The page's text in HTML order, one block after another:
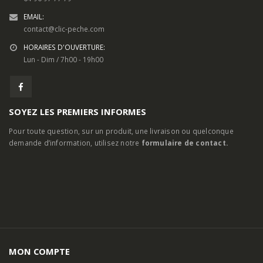
EMAIL:
contact@clic-peche.com
HORAIRES D'OUVERTURE:
Lun - Dim / 7h00 - 19h00
SOYEZ LES PREMIERS INFORMES
Pour toute question, sur un produit, une livraison ou quelconque
demande d’information, utilisez notre
formulaire de contact.
MON COMPTE